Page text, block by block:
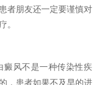
者朋友还一定要谨慎对
。
癜风不是一种传染性疾
，患者如果不及早的进